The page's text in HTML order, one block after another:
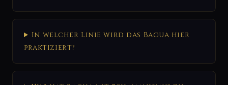
In welcher Linie wird das Bagua hier
praktiziert?